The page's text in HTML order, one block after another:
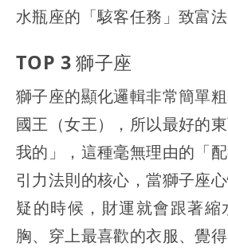
水瓶座的「駭客任務」致富法
TOP 3 獅子座
獅子座的顯化邏輯非常簡單
國王（女王），所以最好的
我的」，這種毫無理由的「
引力法則的核心，當獅子座
疑的時候，財運就會跟著縮
胸、穿上最喜歡的衣服、覺